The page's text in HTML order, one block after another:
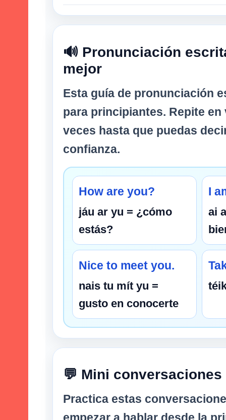
🔊 Pronunciación
mejor
Esta guía de pronunciación
para principiantes. Repite en
veces hasta que puedas
confianza.
How are you?
jáu ar yu = ¿cómo
estás?
I
ai
Nice to meet you.
nais tu mít yu =
gusto en conocerte
💬 Mini
Practica estas